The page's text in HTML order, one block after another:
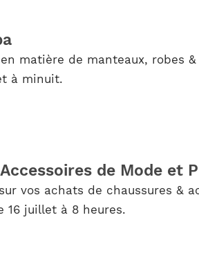
matière de manteaux, robes
à minuit.
de Mode et
sur vos achats de chaussures
16 juillet à 8 heures.